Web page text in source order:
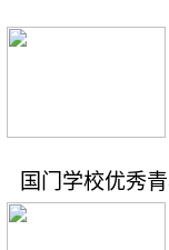
国门学校优秀